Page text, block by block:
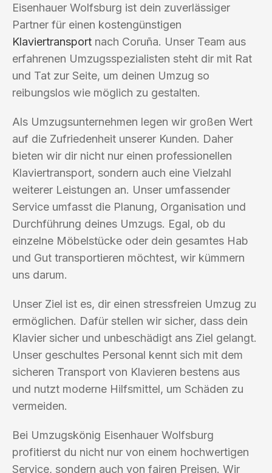
Eisenhauer Wolfsburg ist dein zuverlässiger
Partner für einen kostengünstigen
Klaviertransport nach Coruña. Unser Team aus
erfahrenen Umzugsspezialisten steht dir mit Rat
und Tat zur Seite, um deinen Umzug so
reibungslos wie möglich zu gestalten.
Als Umzugsunternehmen legen wir großen Wert
auf die Zufriedenheit unserer Kunden. Daher
bieten wir dir nicht nur einen professionellen
Klaviertransport, sondern auch eine Vielzahl
weiterer Leistungen an. Unser umfassender
Service umfasst die Planung, Organisation und
Durchführung deines Umzugs. Egal, ob du
einzelne Möbelstücke oder dein gesamtes Hab
und Gut transportieren möchtest, wir kümmern
uns darum.
Unser Ziel ist es, dir einen stressfreien Umzug zu
ermöglichen. Dafür stellen wir sicher, dass dein
Klavier sicher und unbeschädigt ans Ziel gelangt.
Unser geschultes Personal kennt sich mit dem
sicheren Transport von Klavieren bestens aus
und nutzt moderne Hilfsmittel, um Schäden zu
vermeiden.
Bei Umzugskönig Eisenhauer Wolfsburg
profitierst du nicht nur von einem hochwertigen
Service, sondern auch von fairen Preisen. Wir